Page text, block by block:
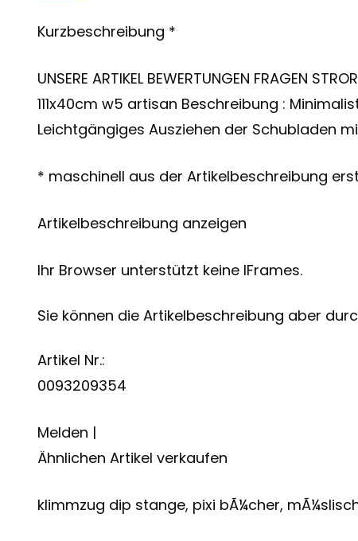
Kurzbeschreibung *
UNSERE ARTIKEL BEWERTUNGEN FRAGEN
111x40cm w5 artisan Beschreibung :
Leichtgängiges Ausziehen der Schubladen
* maschinell aus der Artikelbeschreibung
Artikelbeschreibung anzeigen
Ihr Browser unterstützt keine IFrames.
Sie können die Artikelbeschreibung aber
Artikel Nr.:
0093209354
Melden |
Ähnlichen Artikel verkaufen
klimmzug dip stange, pixi bÃ¼cher,